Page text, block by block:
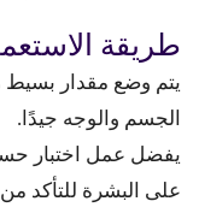
طريقة
يتم وضع مقدار بسيط
الجسم والوجه جيدًا.
يفضل عمل اختبار
على البشرة